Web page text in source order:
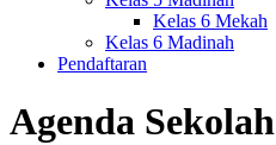
Kelas 6 Mekah
Kelas 6 Madinah
Pendaftaran
Agenda Sekolah